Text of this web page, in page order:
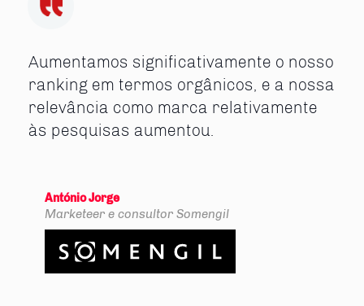
Aumentamos significativamente o nosso
ranking em termos orgânicos, e a nossa
relevância como marca relativamente
às pesquisas aumentou.
António Jorge
Marketeer e consultor Somengil